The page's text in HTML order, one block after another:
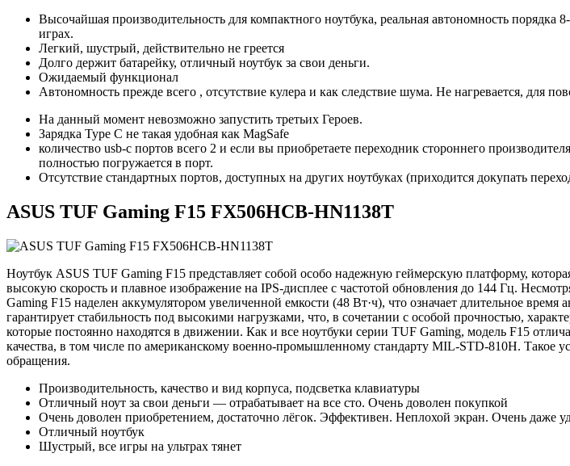
Высочайшая производительность для компактного ноутбука, реальная автономность
играх.
Легкий, шустрый, действительно не греется
Долго держит батарейку, отличный ноутбук за свои деньги.
Ожидаемый функционал
Автономность прежде всего , отсутствие кулера и как следствие шума. Не нагревается, для
На данный момент невозможно запустить третьих Героев.
Зарядка Type C не такая удобная как MagSafe
количество usb-c портов всего 2 и если вы приобретаете переходник стороннего
полностью погружается в порт.
Отсутствие стандартных портов, доступных на других ноутбуках (приходится докупать
ASUS TUF Gaming F15 FX506HCB-HN1138T
Ноутбук ASUS TUF Gaming F15 представляет собой особо надежную геймерскую платформу,
высокую скорость и плавное изображение на IPS-дисплее с частотой обновления до 144 Гц.
Gaming F15 наделен аккумулятором увеличенной емкости (48 Вт·ч), что означает длительное
гарантирует стабильность под высокими нагрузками, что, в сочетании с особой прочностью,
которые постоянно находятся в движении. Как и все ноутбуки серии TUF Gaming, модель F15
качества, в том числе по американскому военно-промышленному стандарту MIL-STD-810H. Такое
обращения.
Производительность, качество и вид корпуса, подсветка клавиатуры
Отличный ноут за свои деньги — отрабатывает на все сто. Очень доволен покупкой
Очень доволен приобретением, достаточно лёгок. Эффективен. Неплохой экран. Очень даже
Отличный ноутбук
Шустрый, все игры на ультрах тянет